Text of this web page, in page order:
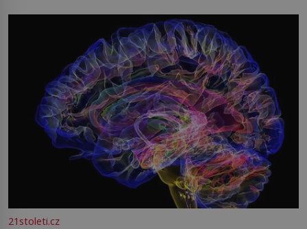
přízračná scéna znamená? Je jaro roku 1945, druhá
světová válka se chýlí ke konci. Jezero Stolpsee
21stoleti.cz